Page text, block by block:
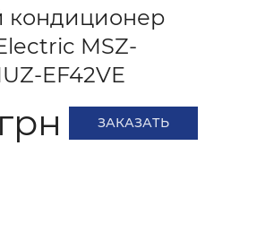
кондиционер
MSZ-
EF42VE
ЗАКАЗАТЬ